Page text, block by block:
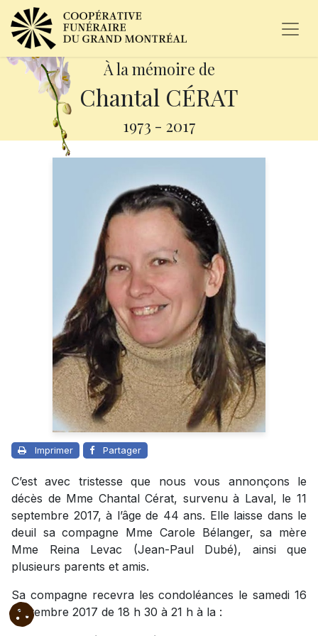
À la mémoire de
Chantal CÉRAT
1973 - 2017
Imprimer Partager
C’est avec tristesse que nous vous annonçons le
décès de Mme Chantal Cérat, survenu à Laval, le 11
septembre 2017, à l’âge de 44 ans. Elle laisse dans le
deuil sa compagne Mme Carole Bélanger, sa mère
Mme Reina Levac (Jean-Paul Dubé), ainsi que
plusieurs parents et amis.
Sa compagne recevra les condoléances le samedi 16
septembre 2017 de 18 h 30 à 21 h à la :